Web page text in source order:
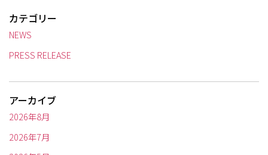
カテゴリー
NEWS
PRESS RELEASE
アーカイブ
2026年8月
2026年7月